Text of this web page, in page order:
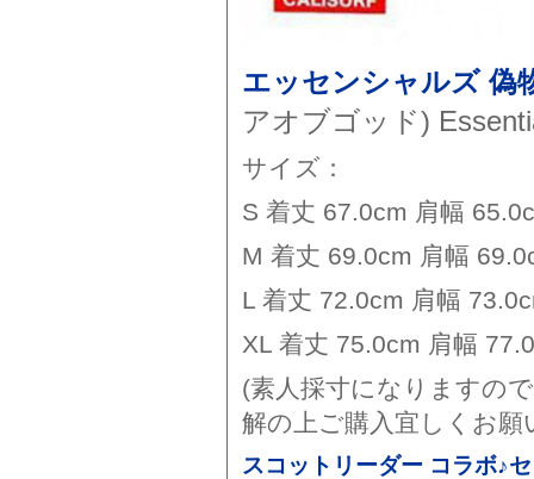
エッセンシャルズ 偽
アオブゴッド)
サイズ：
S 着丈 67.0cm 肩幅
M 着丈 69.0cm 肩幅
L 着丈 72.0cm 肩幅
XL 着丈 75.0cm 肩幅
(素人採寸になりますの
解の上ご購入宜しくお願
スコットリーダー コラボ♪